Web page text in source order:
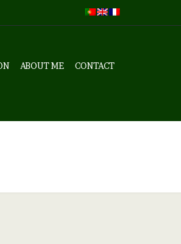
ABOUT ME CONTACT